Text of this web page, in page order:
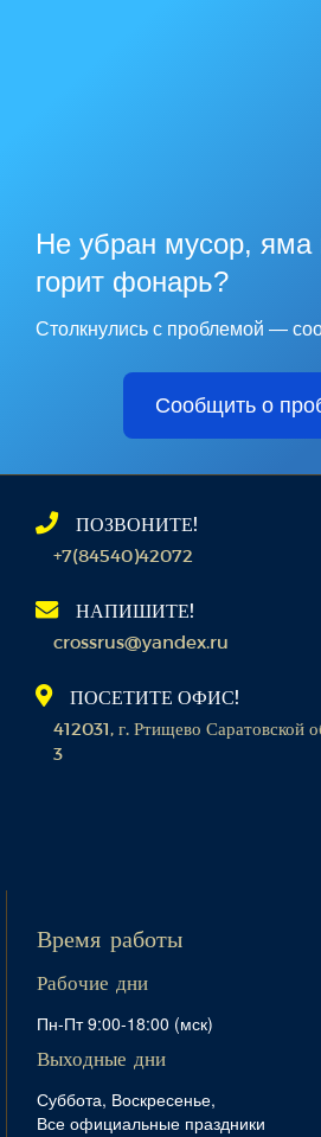
Не убран мусор, яма
горит фонарь?
Столкнулись с проблемой —
Сообщить о
ПОЗВОНИТЕ!
+7(84540)42072
НАПИШИТЕ!
crossrus@yandex.ru
ПОСЕТИТЕ ОФИС!
412031, г. Ртищево Саратовской
3
Время работы
Рабочие дни
Пн-Пт 9:00-18:00 (мск)
Выходные дни
Суббота, Воскресенье,
Все официальные праздники